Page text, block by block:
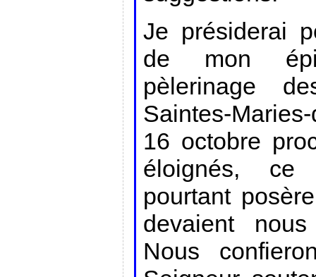
Je présiderai
de mon
pèlerinage
Saintes-
16 octobre
éloignés,
pourtant
devaient
Nous